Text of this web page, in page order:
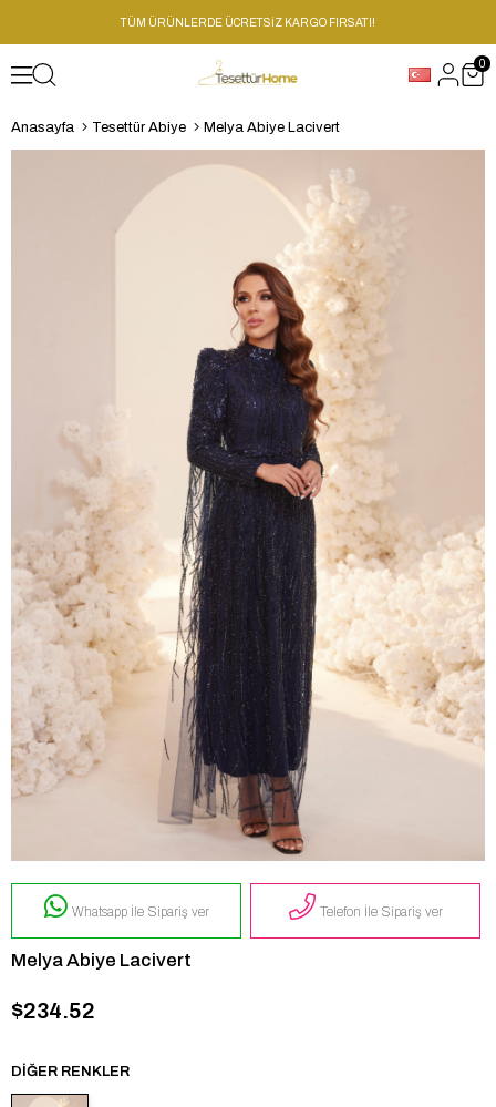
TÜM ÜRÜNLERDE ÜCRETSİZ KARGO FIRSATI!
0
Anasayfa Tesettür Abiye Melya Abiye Lacivert
Whatsapp İle Sipariş ver Telefon İle Sipariş ver
Melya Abiye Lacivert
$234.52
DIĞER RENKLER